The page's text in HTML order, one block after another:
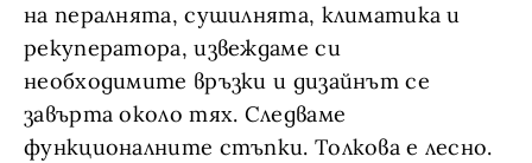
на пералнята, сушилнята, климатика и
рекуператора, извеждаме си
необходимите връзки и дизайнът се
завърта около тях. Следваме
функционалните стъпки. Толкова е лесно.